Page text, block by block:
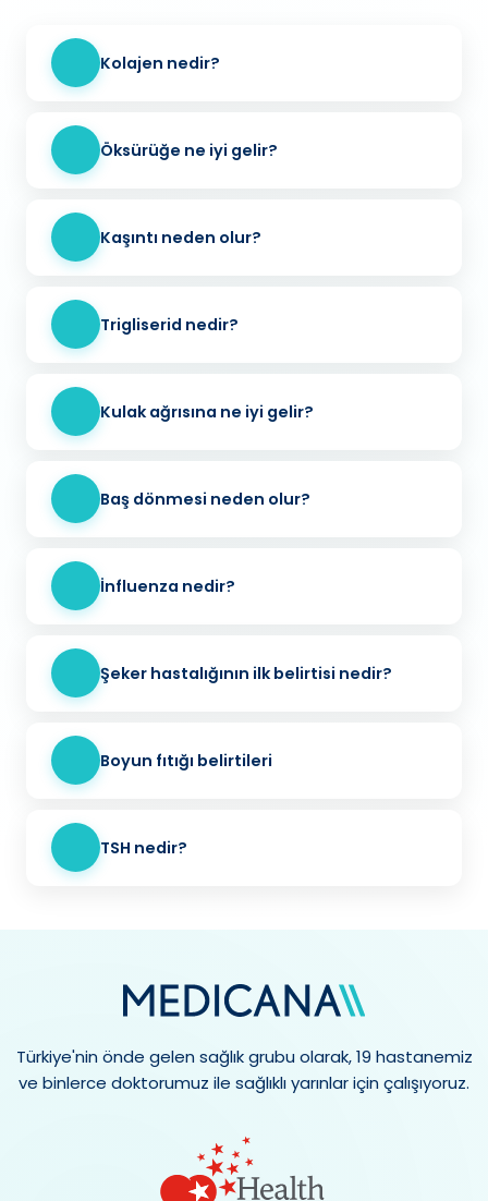
Kolajen nedir?
Öksürüğe ne iyi gelir?
Kaşıntı neden olur?
Trigliserid nedir?
Kulak ağrısına ne iyi gelir?
Baş dönmesi neden olur?
İnfluenza nedir?
Şeker hastalığının ilk belirtisi nedir?
Boyun fıtığı belirtileri
TSH nedir?
Türkiye'nin önde gelen sağlık grubu olarak, 19 hastanemiz
ve binlerce doktorumuz ile sağlıklı yarınlar için çalışıyoruz.